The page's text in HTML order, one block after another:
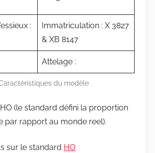
:
Immatriculation : X 3827
& XB 8147
Attelage :
du modèle
(le standard défini la proportion
par rapport au monde reel).
sur le standard HO